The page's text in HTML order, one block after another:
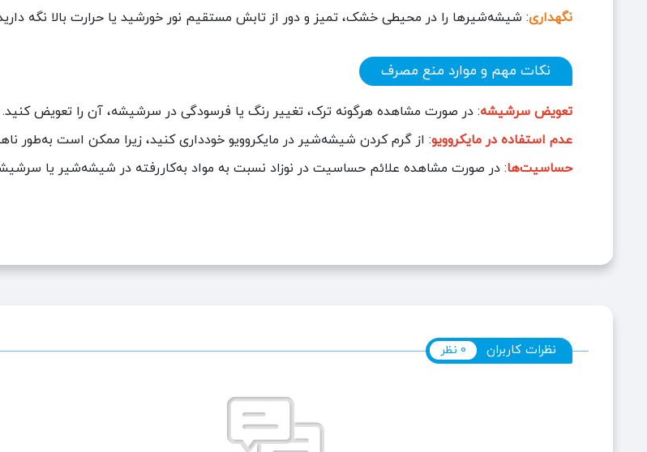
نگهداری: شیشه‌شیرها را در محیطی خشک، تمیز و دور از تابش مستقیم نور خورشید یا حرارت بالا نگه
نکات مهم و موارد منع مصرف
تعویض سرشیشه: در صورت مشاهده هرگونه ترک، تغییر رنگ یا فرسودگی در سرشیشه، آن را تعویض کنید.
عدم استفاده در مایکروویو: از گرم کردن شیشه‌شیر در مایکروویو خودداری کنید، زیرا ممکن است به‌طور
حساسیت‌ها: در صورت مشاهده علائم حساسیت در نوزاد نسبت به مواد به‌کاررفته در شیشه‌شیر یا
نظرات کاربران 0 نظر